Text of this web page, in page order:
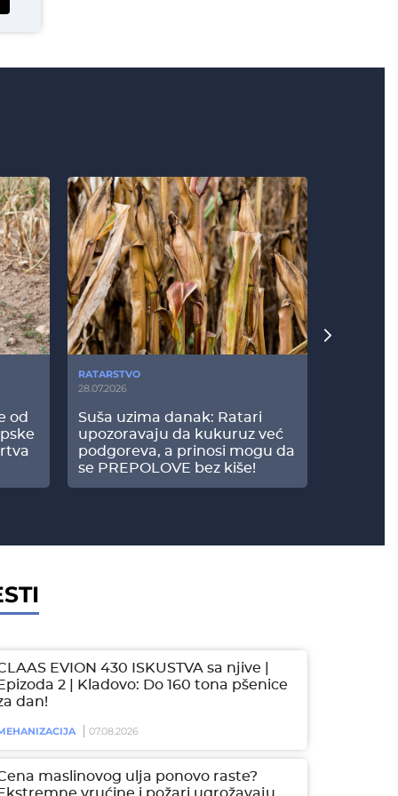
od
RATARSTVO
28.07.2026
Suša uzima danak: Ratari
upozoravaju da kukuruz već
podgoreva, a prinosi mogu da
se PREPOLOVE bez kiše!
EVION 430 ISKUSTVA sa njive |
2 | Kladovo: Do 160 tona pšenice
dan!
07.08.2026
maslinovog ulja ponovo raste?